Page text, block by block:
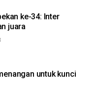
ke-34: Inter
juara
untuk kunci